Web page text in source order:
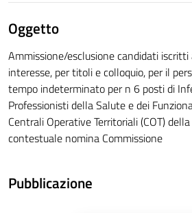
Oggetto
Ammissione/esclusione candidati
interesse, per titoli e colloquio, per il
tempo indeterminato per n 6 posti di
Professionisti della Salute e dei
Centrali Operative Territoriali (COT)
contestuale nomina Commissione
Pubblicazione